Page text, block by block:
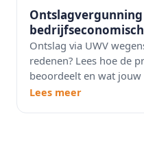
Ontslag via UWV
redenen? Lees hoe de
beoordeelt en wat jouw
Lees meer